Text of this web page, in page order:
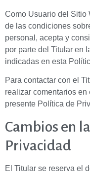
Como Usuario del Sitio
de las condiciones
personal, acepta y
por parte del Titular en
indicadas en esta
Para contactar con el
realizar comentarios
presente Política de
Cambios en
Privacidad
El Titular se reserva el